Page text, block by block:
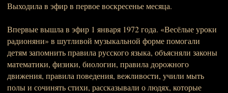
Выходила в эфир в первое воскресенье месяца.
Впервые вышла в эфир 1 января 1972 года. «Весёлые уроки
радионяни» в шутливой музыкальной форме помогали
детям запомнить правила русского языка, объясняли законы
математики, физики, биологии, правила дорожного
движения, правила поведения, вежливости, учили мыть
полы и сочинять стихи, рассказывали о людях, которые